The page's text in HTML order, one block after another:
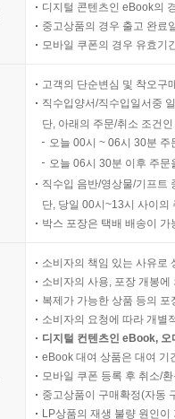
디지털 콘텐츠인 eBook의
중고상품의 경우 출고 완료
모바일 쿠폰의 경우 유효기
고객의 단순변심 및 착오구
직수입양서/직수입일서중
단, 아래의 주문/취소 조건
오늘 00시 ~ 06시 30분
오늘 06시 30분 이후 주
직수입 음반/영상물/기프트
단, 당일 00시~13시 사이의
박스 포장은 택배 배송이
소비자의 책임 있는 사유로
소비자의 사용, 포장 개봉
복제가 가능한 상품 등의
소비자의 요청에 따라 개별
디지털 컨텐츠인 eBook,
eBook 대여 상품은 대여 기
모바일 쿠폰 등록 후 취소/
중고상품이 구매확정(자동
LP상품의 재생 불량 원인